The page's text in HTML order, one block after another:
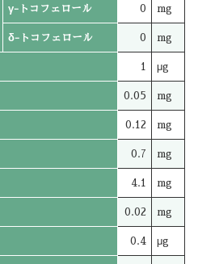
γ-トコフェロール 0 mg
δ-トコフェロール 0 mg
1 μg
0.05 mg
0.12 mg
0.7 mg
4.1 mg
0.02 mg
0.4 μg